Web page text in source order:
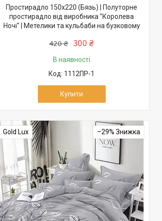
Простирадло 150х220 (Бязь) | Полуторне
простирадло від виробника "Королева
Ночі" | Метелики та кульбаби на бузковому
420 ₴ 300 ₴
В наявності
1112ПР-1
Купити
Gold Lux –29%